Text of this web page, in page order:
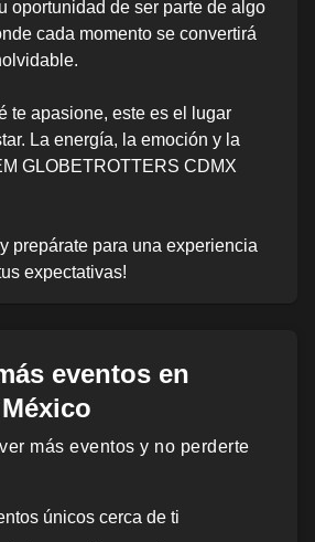
oportunidad de ser parte de algo
cada momento se convertirá
te apasione, este es el lugar
La energía, la emoción y la
GLOBETROTTERS CDMX
prepárate para una experiencia
expectativas!
eventos en
más eventos y no perderte
únicos cerca de ti